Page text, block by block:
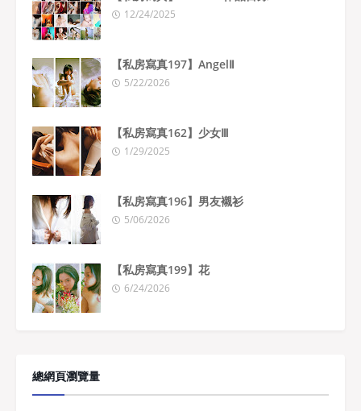
12/24/2025
【私房寫真197】AngelⅡ
5/22/2026
【私房寫真162】少女Ⅲ
1/29/2025
【私房寫真196】男友襯衫
5/06/2026
【私房寫真199】花
6/24/2026
總網頁瀏覽量